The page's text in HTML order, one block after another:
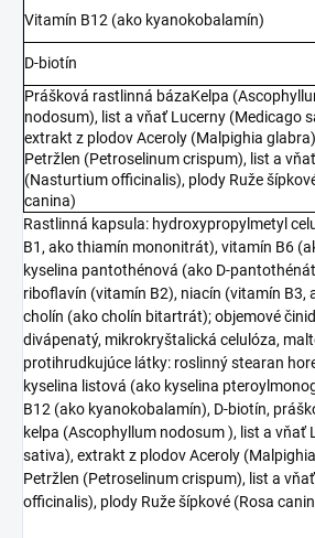
Vitamín B12 (ako kyanokobalamín)
D-biotín
Prášková rastlinná bázaKelpa
nodosum), list a vňať Lucerny (Medicago
extrakt z plodov Aceroly (Malpighia
Petržlen (Petroselinum crispum), list a
(Nasturtium officinalis), plody Ruže
canina)
Rastlinná kapsula: hydroxypropylmetyl
B1, ako thiamín mononitrát), vitamín B6
kyselina pantothénová (ako D-
riboflavín (vitamín B2), niacín (vitamín B3,
cholín (ako cholín bitartrát); objemové
divápenatý, mikrokryštalická celulóza,
protihrudkujúce látky: roslinný stearan
kyselina listová (ako kyselina
B12 (ako kyanokobalamín), D-biotín,
kelpa (Ascophyllum nodosum ), list a vňať
sativa), extrakt z plodov Aceroly
Petržlen (Petroselinum crispum), list a
officinalis), plody Ruže šípkové (Rosa